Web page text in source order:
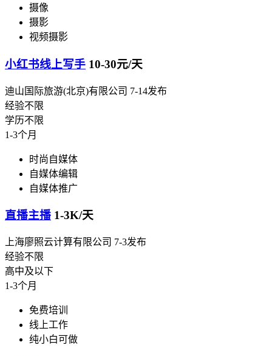
摄像
摄影
视频摄影
小红书线上写手 10-30元/天
迪山国际旅游(北京)有限公司 7-14发布
经验不限
学历不限
1-3个月
时尚自媒体
自媒体编辑
自媒体推广
直播主播 1-3K/天
上海廖照云计算有限公司 7-3发布
经验不限
高中及以下
1-3个月
免费培训
线上工作
纯小白可做